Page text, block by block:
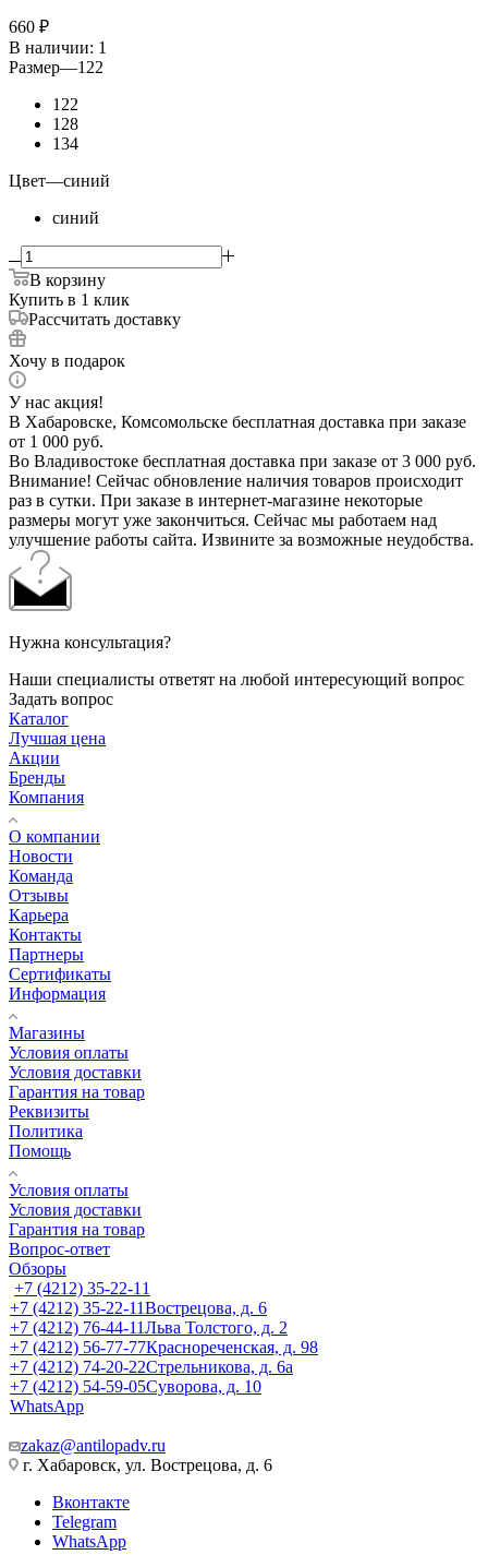
660 ₽
В наличии: 1
Размер—122
122
128
134
Цвет—синий
синий
В корзину
Купить в 1 клик
Рассчитать доставку
Хочу в подарок
У нас акция!
В Хабаровске, Комсомольске бесплатная доставка при заказе
от 1 000 руб.
Во Владивостоке бесплатная доставка при заказе от 3 000 руб.
Внимание! Сейчас обновление наличия товаров происходит
раз в сутки. При заказе в интернет-магазине некоторые
размеры могут уже закончиться. Сейчас мы работаем над
улучшение работы сайта. Извините за возможные неудобства.
Нужна консультация?
Наши специалисты ответят на любой интересующий вопрос
Задать вопрос
Каталог
Лучшая цена
Акции
Бренды
Компания
О компании
Новости
Команда
Отзывы
Карьера
Контакты
Партнеры
Сертификаты
Информация
Магазины
Условия оплаты
Условия доставки
Гарантия на товар
Реквизиты
Политика
Помощь
Условия оплаты
Условия доставки
Гарантия на товар
Вопрос-ответ
Обзоры
+7 (4212) 35-22-11
+7 (4212) 35-22-11Вострецова, д. 6
+7 (4212) 76-44-11Льва Толстого, д. 2
+7 (4212) 56-77-77Краснореченская, д. 98
+7 (4212) 74-20-22Стрельникова, д. 6а
+7 (4212) 54-59-05Суворова, д. 10
WhatsApp
zakaz@antilopadv.ru
г. Хабаровск, ул. Вострецова, д. 6
Вконтакте
Telegram
WhatsApp